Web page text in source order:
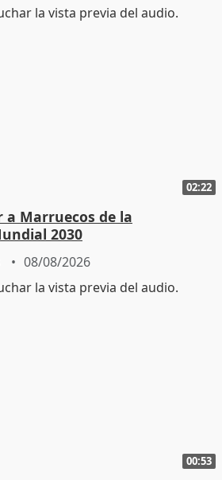
02:22
Marruecos de la
2030
08/08/2026
00:53